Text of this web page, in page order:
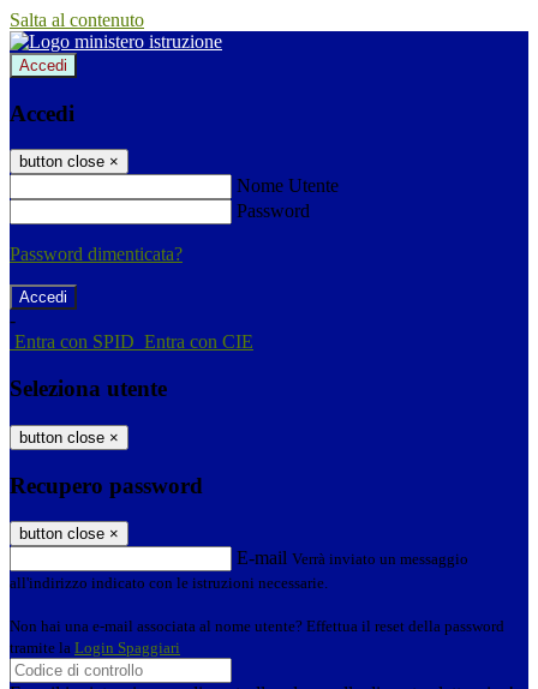
Salta al contenuto
Accedi
Accedi
button close ×
Nome Utente
Password
Password dimenticata?
-
Entra con SPID Entra con CIE
Seleziona utente
button close ×
Recupero password
button close ×
E-mail Verrà inviato un messaggio
all'indirizzo indicato con le istruzioni necessarie.
Non hai una e-mail associata al nome utente? Effettua il reset della password
tramite la Login Spaggiari